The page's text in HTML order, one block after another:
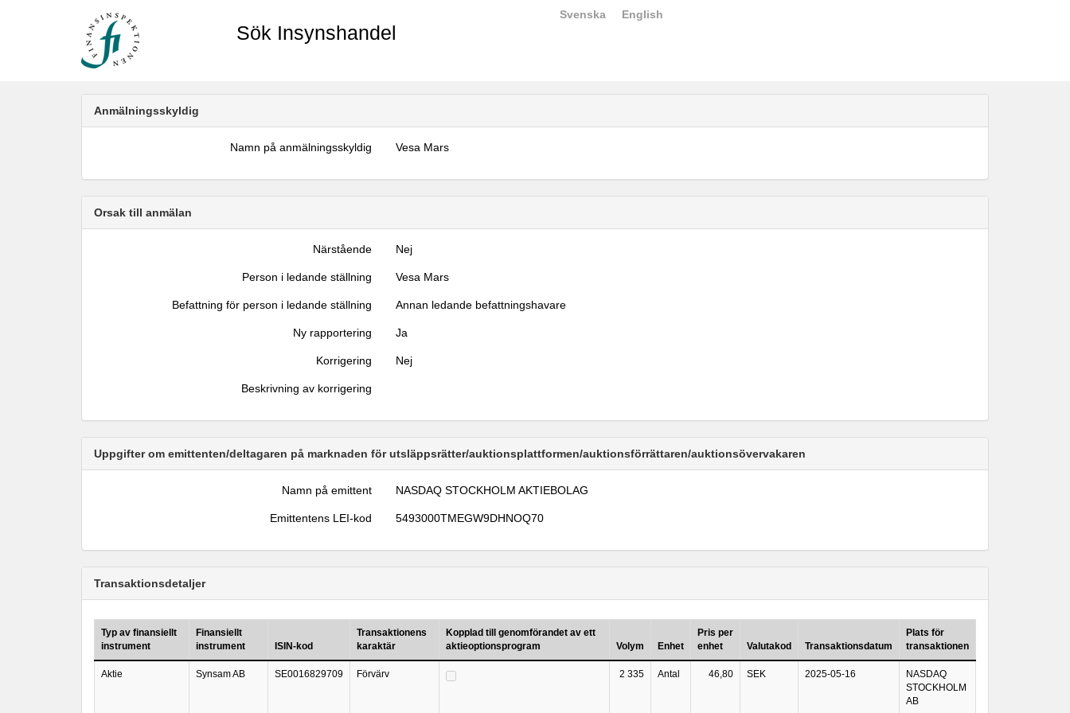
Sök Insynshandel
Svenska English
Anmälningsskyldig
Namn på anmälningsskyldig Vesa Mars
Orsak till anmälan
Närstående Nej
Person i ledande ställning Vesa Mars
Befattning för person i ledande ställning Annan ledande befattningshavare
Ny rapportering Ja
Korrigering Nej
Beskrivning av korrigering
Uppgifter om emittenten/deltagaren på marknaden för utsläppsrätter/auktionsplattformen/auktionsförrättaren/auktionsövervakaren
Namn på emittent NASDAQ STOCKHOLM AKTIEBOLAG
Emittentens LEI-kod 5493000TMEGW9DHNOQ70
Transaktionsdetaljer
Typ av finansiellt
instrument
Finansiellt
instrument
ISIN-kod
Transaktionens
karaktär
Kopplad till genomförandet av ett
aktieoptionsprogram
Volym Enhet
Pris per
enhet
Valutakod Transaktionsdatum
Plats för
transaktionen
Aktie Synsam AB SE0016829709 Förvärv 2 335 Antal 46,80 SEK 2025-05-16
NASDAQ
STOCKHOLM
AB